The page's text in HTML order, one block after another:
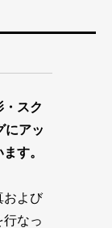
スク
にアッ
す。
および
なっ